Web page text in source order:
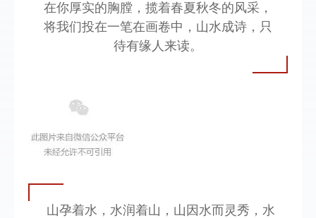
在你厚实的胸膛，揽着春夏秋冬的风采，
将我们投在一笔在画卷中，山水成诗，只
待有缘人来读。
山孕着水，水润着山，山因水而灵秀，水